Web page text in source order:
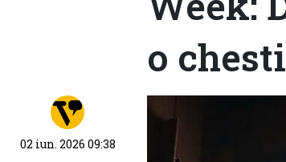
o
02 iun. 2026 09:38